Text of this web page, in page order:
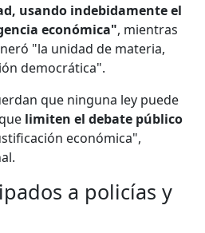
usando indebidamente el
económica", mientras
"la unidad de materia,
democrática".
que ninguna ley puede
limiten el debate público
económica",
a policías y